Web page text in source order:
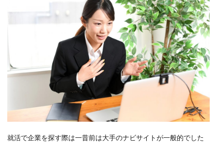
就活で企業を探す際は一昔前は大手のナビサイトが一般的でした